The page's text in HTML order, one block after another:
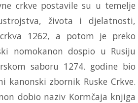
crkve postavile su u temelje
života i djelatnosti,
1262, a potom je preko
nomokanon dospio u Rusiju
saboru 1274. godine bio
kanonski zbornik Ruske Crkve.
dobio naziv Kormčaja knjiga